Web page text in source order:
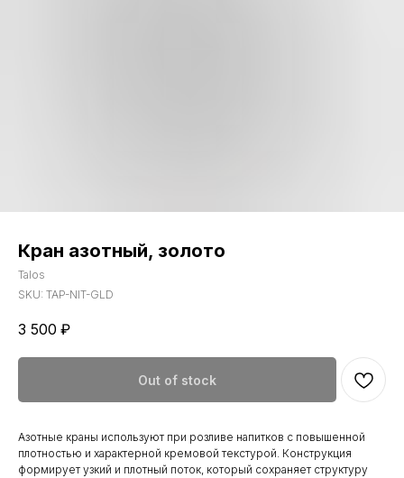
Кран азотный, золото
Talos
SKU: TAP-NIT-GLD
3 500 ₽
Out of stock
Азотные краны используют при розливе напитков с повышенной
плотностью и характерной кремовой текстурой. Конструкция
формирует узкий и плотный поток, который сохраняет структуру